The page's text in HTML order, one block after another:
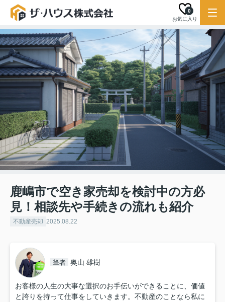
お気に入り
0
鹿嶋市で空き家売却を検討中の方必
見！相談先や手続きの流れも紹介
不動産売却 2025.08.22
筆者 奥山 雄樹
お客様の人生の大事な選択のお手伝いができることに、価値
と誇りを持って仕事をしていきます。不動産のことなら私に